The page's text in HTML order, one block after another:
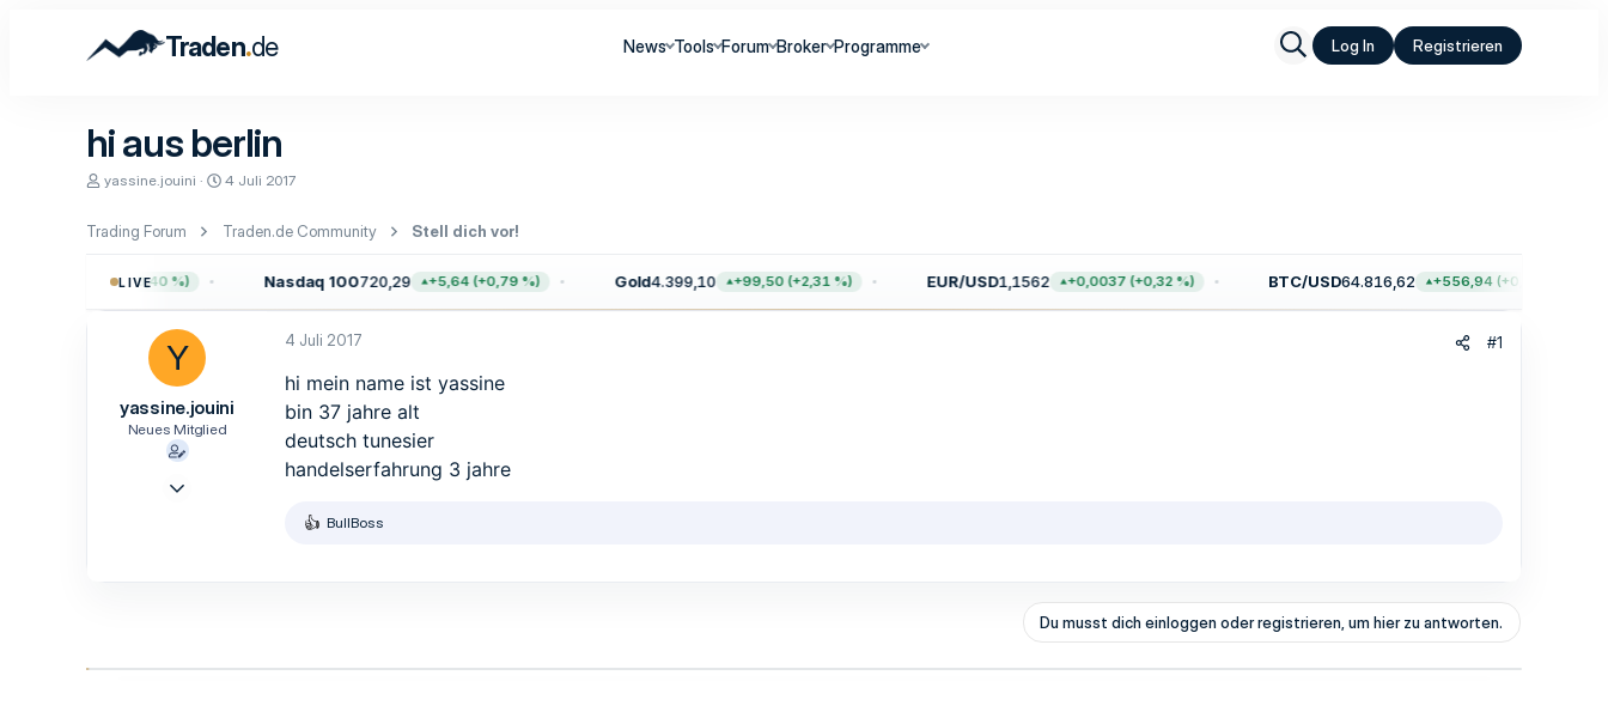
Traden.de News Tools Forum Broker Programme Log In Registrieren
hi aus berlin
E
t
e
yassine.jouini
E
t
4 Juli 2017
Trading Forum Traden.de Community Stell dich vor!
LIVE
+30,64 (+0,40 %) Nasdaq 100720,29 +5,64 (+0,79 %) Gold4.399,10 +99,50 (+2,31 %) EUR/USD1,1562 +0,0037 (+0,32 %) BTC/USD64.816,62 +556,94 (+0,87 %)
Y
yassine.jouini
Neues Mitglied
4 Juli 2017 #1
hi mein name ist yassine
bin 37 jahre alt
deutsch tunesier
handelserfahrung 3 jahre
R
n
BullBoss
Du musst dich einloggen oder registrieren, um hier zu antworten.